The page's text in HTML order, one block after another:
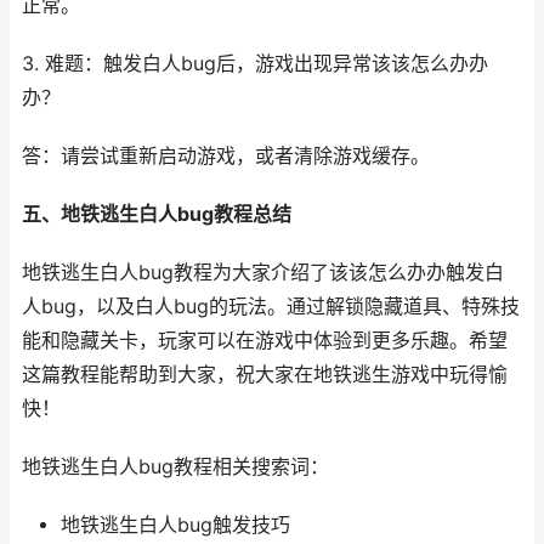
正常。
3. 难题：触发白人bug后，游戏出现异常该该怎么办办
办？
答：请尝试重新启动游戏，或者清除游戏缓存。
五、地铁逃生白人bug教程总结
地铁逃生白人bug教程为大家介绍了该该怎么办办触发白
人bug，以及白人bug的玩法。通过解锁隐藏道具、特殊技
能和隐藏关卡，玩家可以在游戏中体验到更多乐趣。希望
这篇教程能帮助到大家，祝大家在地铁逃生游戏中玩得愉
快！
地铁逃生白人bug教程相关搜索词：
地铁逃生白人bug触发技巧